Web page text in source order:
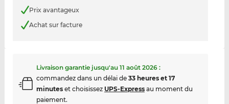
Prix avantageux
Achat sur facture
Livraison garantie jusqu'au 11 août 2026:
commandez dans un délai de 33 heures et 17
minuteset choisissez UPS-Expressau moment du
paiement.